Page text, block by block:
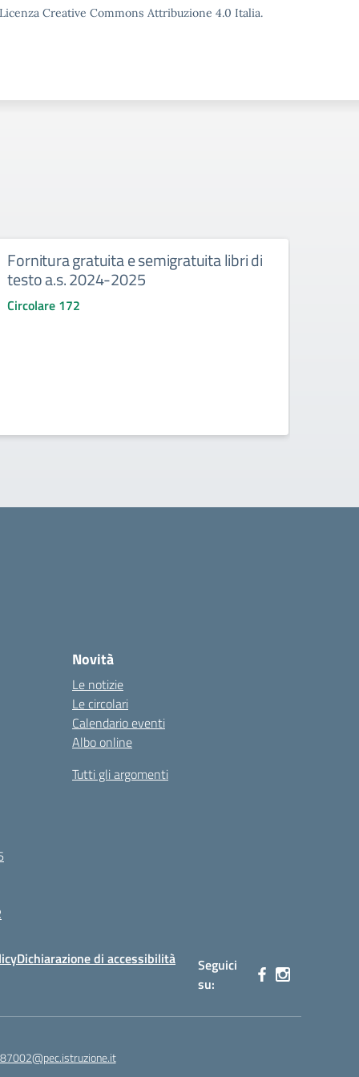
Creative Commons Attribuzione 4.0 Italia.
Fornitura gratuita e semigratuita libri di
testo a.s. 2024-2025
Circolare 172
Novità
Le notizie
Le circolari
Calendario eventi
Albo online
Tutti gli argomenti
Dichiarazione di accessibilità
Seguici
su: